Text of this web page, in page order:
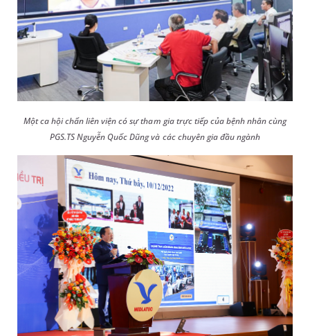
Một ca hội chẩn liên viện có sự tham gia trực tiếp của bệnh nhân cùng
PGS.TS Nguyễn Quốc Dũng và các chuyên gia đầu ngành